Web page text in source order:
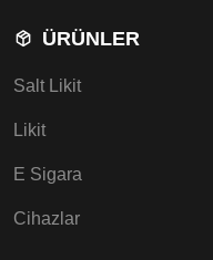
ÜRÜNLER
Salt Likit
Likit
E Sigara
Cihazlar